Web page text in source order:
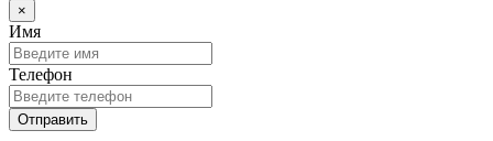
×
Имя
Телефон
Отправить